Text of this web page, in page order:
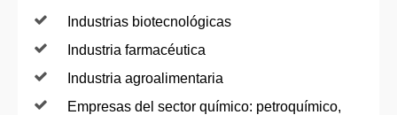
Industrias biotecnológicas
Industria farmacéutica
Industria agroalimentaria
Empresas del sector químico: petroquímico,